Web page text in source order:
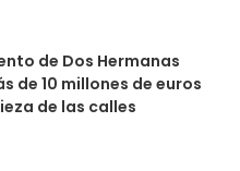
de Dos Hermanas
de 10 millones de euros
de las calles